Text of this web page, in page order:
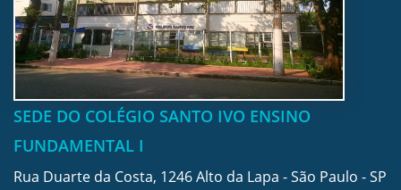
SEDE DO COLÉGIO SANTO IVO ENSINO
FUNDAMENTAL I
Rua Duarte da Costa, 1246 Alto da Lapa - São Paulo - SP